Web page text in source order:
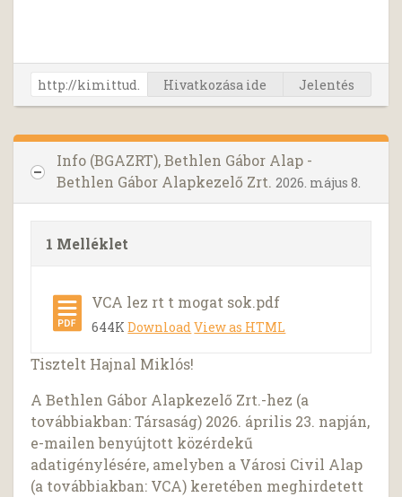
Hivatkozása ide Jelentés
Info (BGAZRT), Bethlen Gábor Alap -
Bethlen Gábor Alapkezelő Zrt. 2026. május 8.
1 Melléklet
VCA lez rt t mogat sok.pdf
644KDownloadView as HTML
Tisztelt Hajnal Miklós!
A Bethlen Gábor Alapkezelő Zrt.-hez (a
továbbiakban: Társaság) 2026. április 23. napján,
e-mailen benyújtott közérdekű
adatigénylésére, amelyben a Városi Civil Alap
(a továbbiakban: VCA) keretében meghirdetett